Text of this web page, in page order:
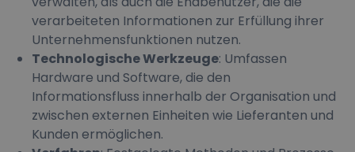
verarbeiteten Informationen zur Erfüllung ihrer
Unternehmensfunktionen nutzen.
Technologische Werkzeuge: Umfassen
Hardware und Software, die den
Informationsfluss innerhalb der Organisation und
zwischen externen Einheiten wie Lieferanten und
Kunden ermöglichen.